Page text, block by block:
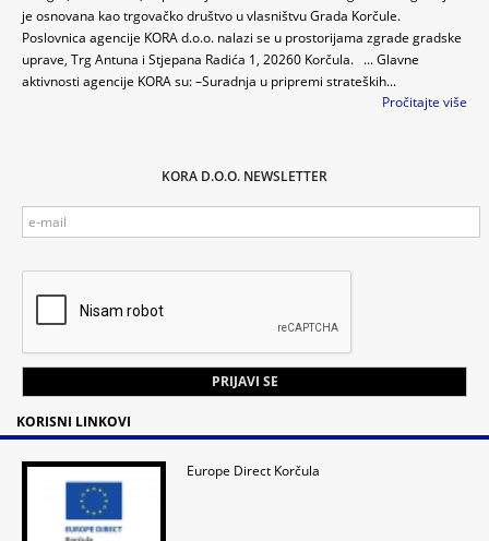
je osnovana kao trgovačko društvo u vlasništvu Grada Korčule.
Poslovnica agencije KORA d.o.o. nalazi se u prostorijama zgrade gradske
uprave, Trg Antuna i Stjepana Radića 1, 20260 Korčula. ... Glavne
aktivnosti agencije KORA su: –Suradnja u pripremi strateških...
Pročitajte više
KORA D.O.O. NEWSLETTER
KORISNI LINKOVI
Europe Direct Korčula